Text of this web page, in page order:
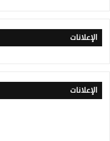
الإعلانات
الإعلانات